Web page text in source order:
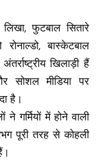
फुटबाल सितारे
रोनाल्डो, बास्केटबाल
खिलाड़ी हैं
सोशल मीडिया पर
है।
ने गर्मियों में होने वाली
पूरी तरह से कोहली